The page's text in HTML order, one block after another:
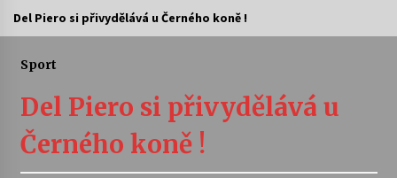
Vernisáž výstavy Josefíny Duškové: Stávám se
kapkou
Del Piero si přivydělává u Černého koně !
Sport
Del Piero si přivydělává u
Černého koně !